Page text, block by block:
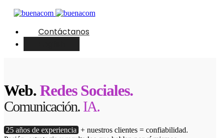
Contáctanos
Web.Redes Sociales.
Comunicación. IA.
25 años de experiencia + nuestros clientes = confiabilidad.